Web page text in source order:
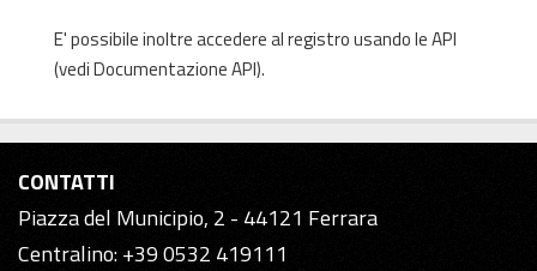
E' possibile inoltre accedere al registro usando leAPI
(vediDocumentazione API).
CONTATTI
Piazza del Municipio, 2 - 44121 Ferrara
Centralino: +39 0532 419111